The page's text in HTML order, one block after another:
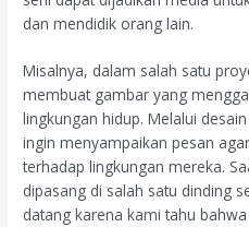
dan mendidik orang lain.
Misalnya, dalam salah satu
membuat gambar yang
lingkungan hidup. Melalui
ingin menyampaikan pesan
terhadap lingkungan mereka.
dipasang di salah satu dinding
datang karena kami tahu